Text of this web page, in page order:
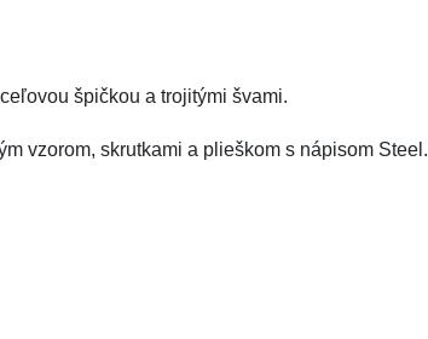
špičkou a trojitými švami.
vzorom, skrutkami a plieškom s nápisom Steel.